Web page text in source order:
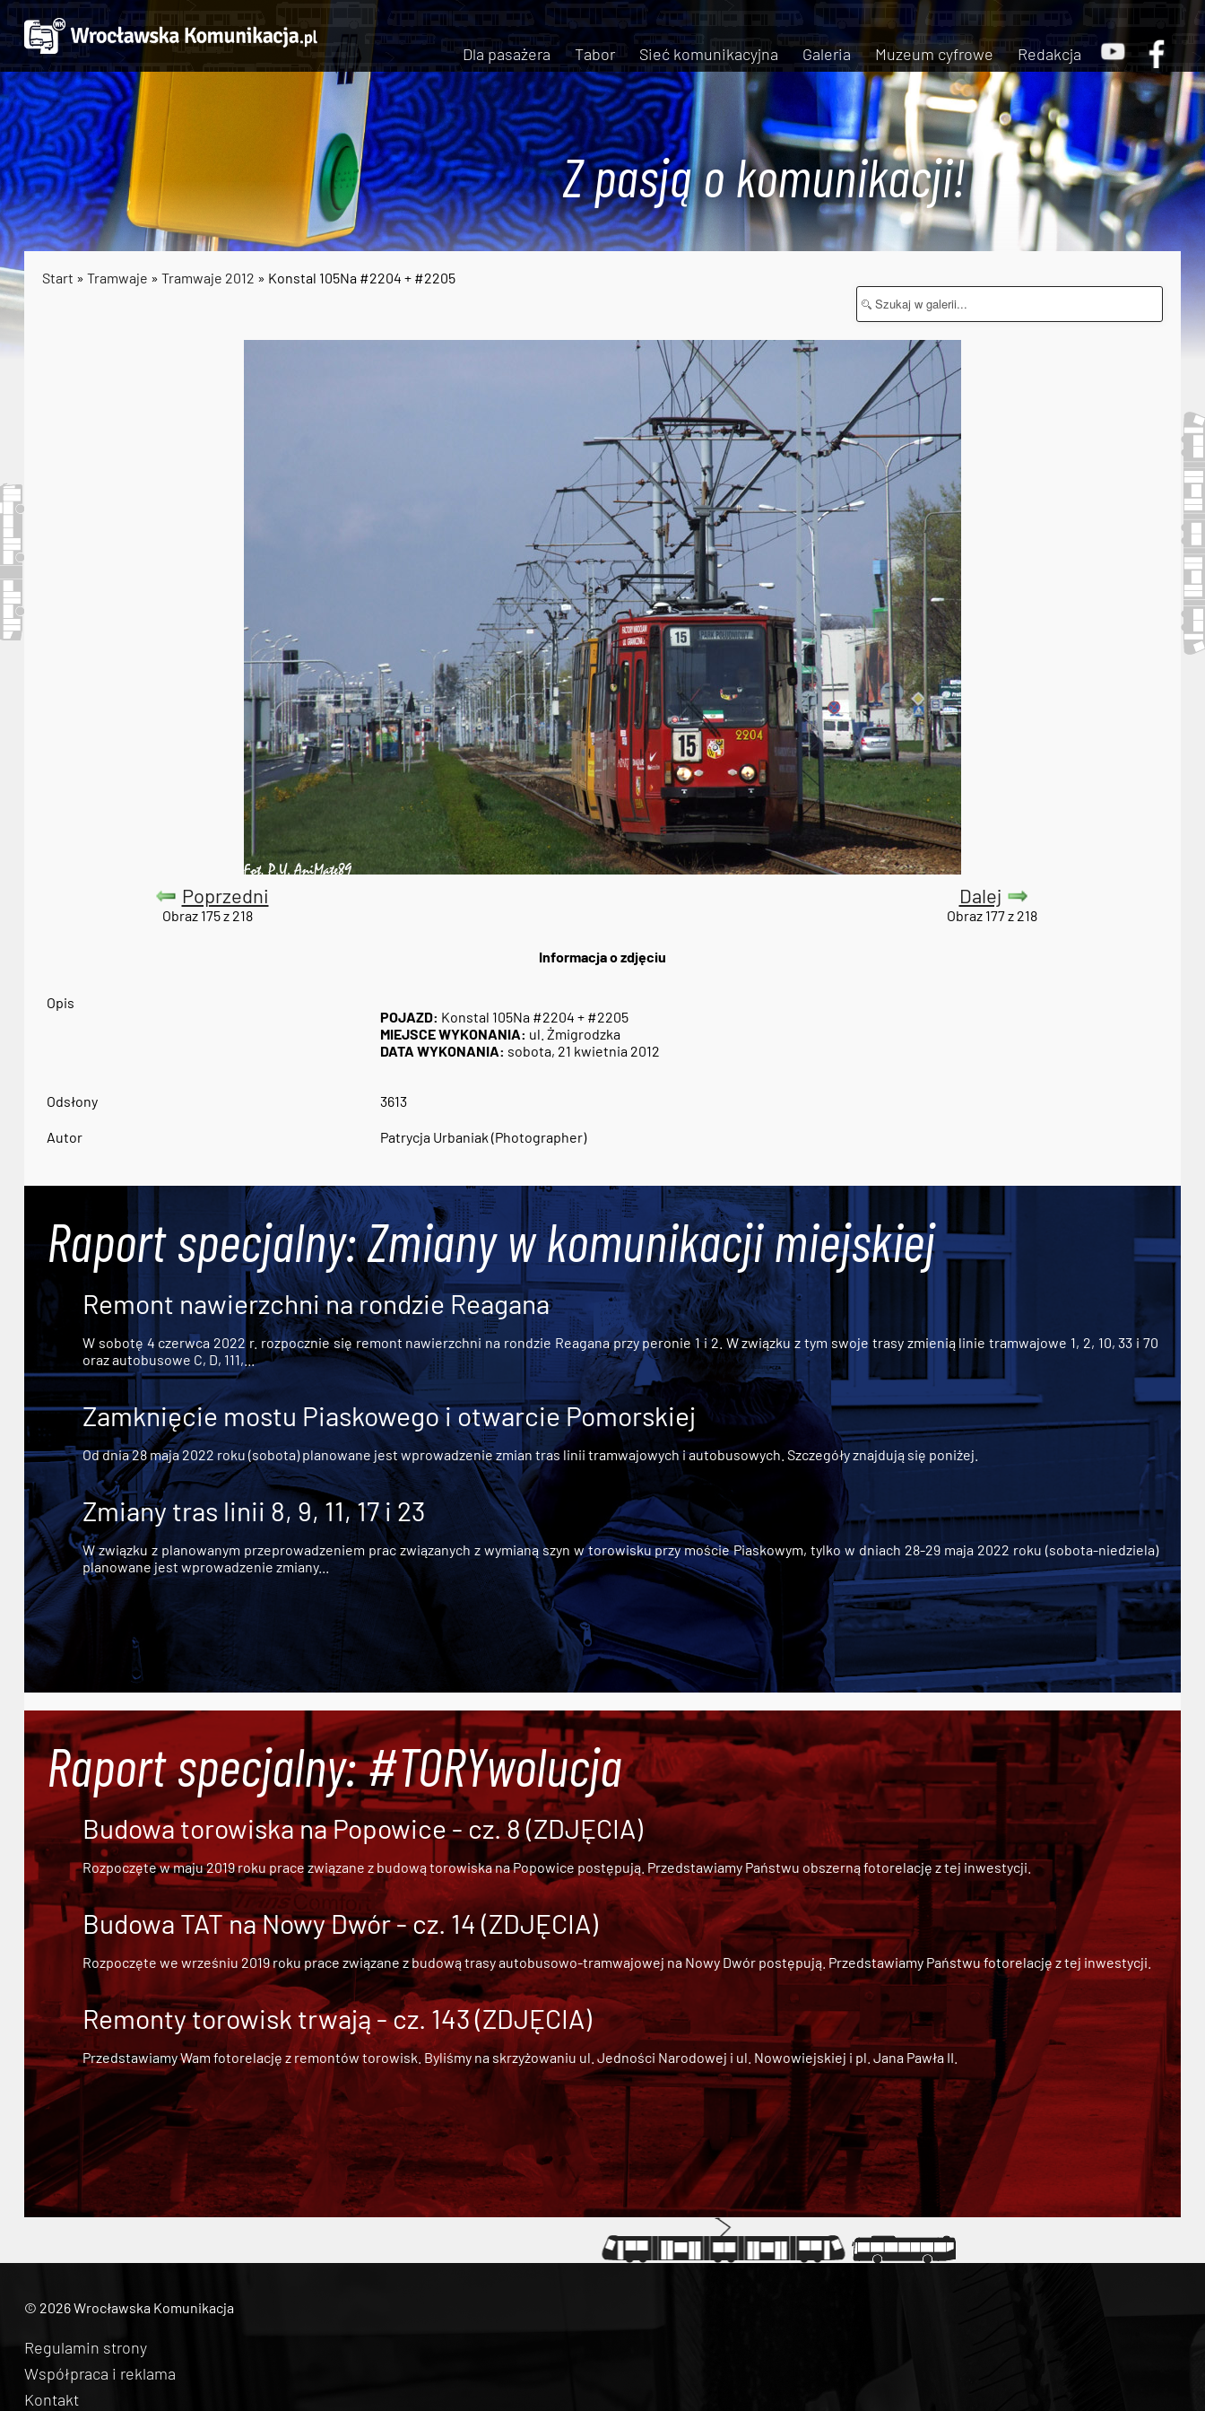
Dla pasażera Tabor Sieć komunikacyjna Galeria Muzeum cyfrowe Redakcja
Z pasją o komunikacji!
Start » Tramwaje » Tramwaje 2012 » Konstal 105Na #2204 + #2205
Poprzedni
Obraz 175 z 218
Dalej
Obraz 177 z 218
Informacja o zdjęciu
Opis
POJAZD: Konstal 105Na #2204 + #2205
MIEJSCE WYKONANIA: ul. Żmigrodzka
DATA WYKONANIA: sobota, 21 kwietnia 2012
Odsłony 3613
Autor Patrycja Urbaniak (Photographer)
Raport specjalny: Zmiany w komunikacji miejskiej
Remont nawierzchni na rondzie Reagana
W sobotę 4 czerwca 2022 r. rozpocznie się remont nawierzchni na rondzie Reagana przy peronie 1 i 2. W związku z tym swoje trasy zmienią linie tramwajowe 1, 2, 10, 33 i 70
oraz autobusowe C, D, 111,...
Zamknięcie mostu Piaskowego i otwarcie Pomorskiej
Od dnia 28 maja 2022 roku (sobota) planowane jest wprowadzenie zmian tras linii tramwajowych i autobusowych. Szczegóły znajdują się poniżej.
Zmiany tras linii 8, 9, 11, 17 i 23
W związku z planowanym przeprowadzeniem prac związanych z wymianą szyn w torowisku przy moście Piaskowym, tylko w dniach 28-29 maja 2022 roku (sobota-niedziela)
planowane jest wprowadzenie zmiany...
Raport specjalny: #TORYwolucja
Budowa torowiska na Popowice - cz. 8 (ZDJĘCIA)
Rozpoczęte w maju 2019 roku prace związane z budową torowiska na Popowice postępują. Przedstawiamy Państwu obszerną fotorelację z tej inwestycji.
Budowa TAT na Nowy Dwór - cz. 14 (ZDJĘCIA)
Rozpoczęte we wrześniu 2019 roku prace związane zbudową trasy autobusowo-tramwajowej na Nowy Dwórpostępują. Przedstawiamy Państwu fotorelację z tej inwestycji.
Remonty torowisk trwają - cz. 143 (ZDJĘCIA)
Przedstawiamy Wam fotorelację z remontów torowisk. Byliśmy na skrzyżowaniu ul. Jedności Narodowej i ul. Nowowiejskiej i pl. Jana Pawła II.
© 2026 Wrocławska Komunikacja
Regulamin strony
Współpraca i reklama
Kontakt